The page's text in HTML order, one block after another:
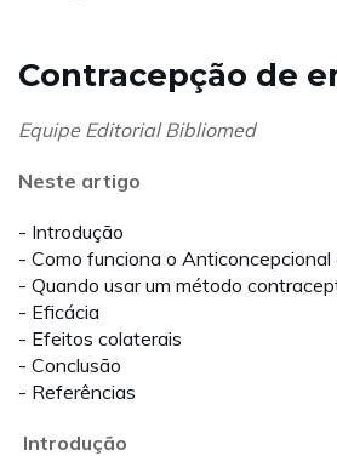
Contracepção de
Equipe Editorial Bibliomed
Neste artigo
- Introdução
- Como funciona o Anticoncepcional
- Quando usar um método
- Eficácia
- Efeitos colaterais
- Conclusão
- Referências
Introdução